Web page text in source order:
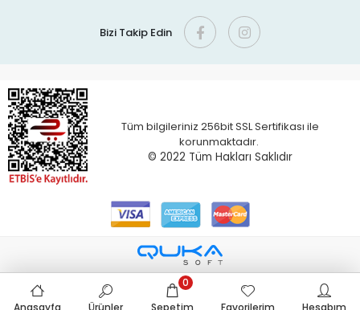
Bizi Takip Edin
Tüm bilgileriniz 256bit SSL Sertifikası ile
korunmaktadır.
© 2022 Tüm Hakları Saklıdır
Anasayfa Ürünler Sepetim
0
Favorilerim
Hesabım